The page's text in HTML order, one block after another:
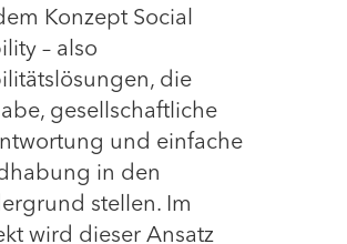
Konzept Social
– also
die
gesellschaftliche
und einfache
in den
stellen. Im
wird dieser Ansatz